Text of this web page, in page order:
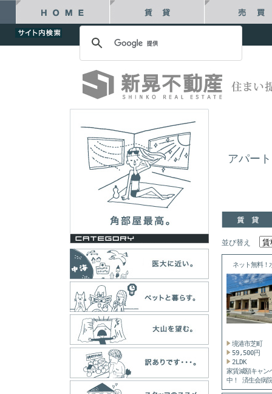
アパー
並び替え
ネット無料！
も...
境港市芝町
59,500円
2LDK
家賃減額キャン
中！ 済生会病
築浅...